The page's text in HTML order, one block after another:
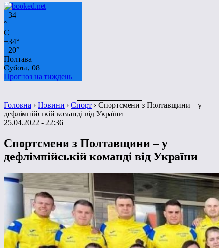
+34
°
C
+34°
+20°
Полтава
Субота, 08
Прогноз на тиждень
Головна › Новини › Спорт › Спортсмени з Полтавщини – у
дефлімпійській команді від України
25.04.2022 - 22:36
Спортсмени з Полтавщини – у
дефлімпійській команді від України